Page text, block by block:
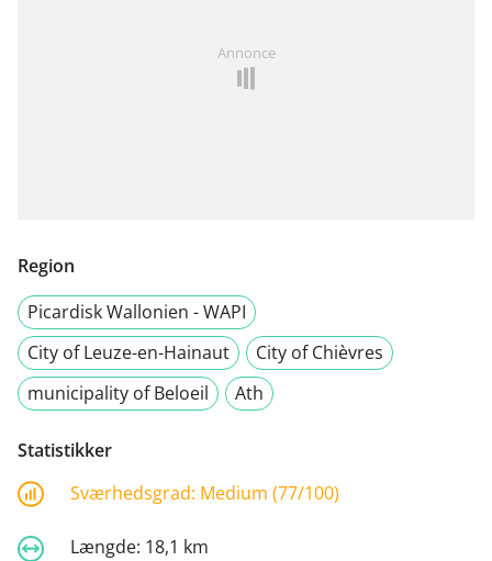
Annonce
Region
Picardisk Wallonien - WAPI
City of Leuze-en-Hainaut
City of Chièvres
municipality of Beloeil
Ath
Statistikker
Sværhedsgrad: Medium (77/100)
Længde: 18,1 km